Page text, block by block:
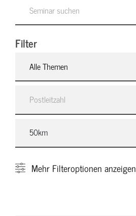
Filter
Alle Themen
Mehr Filteroptionen anzeigen